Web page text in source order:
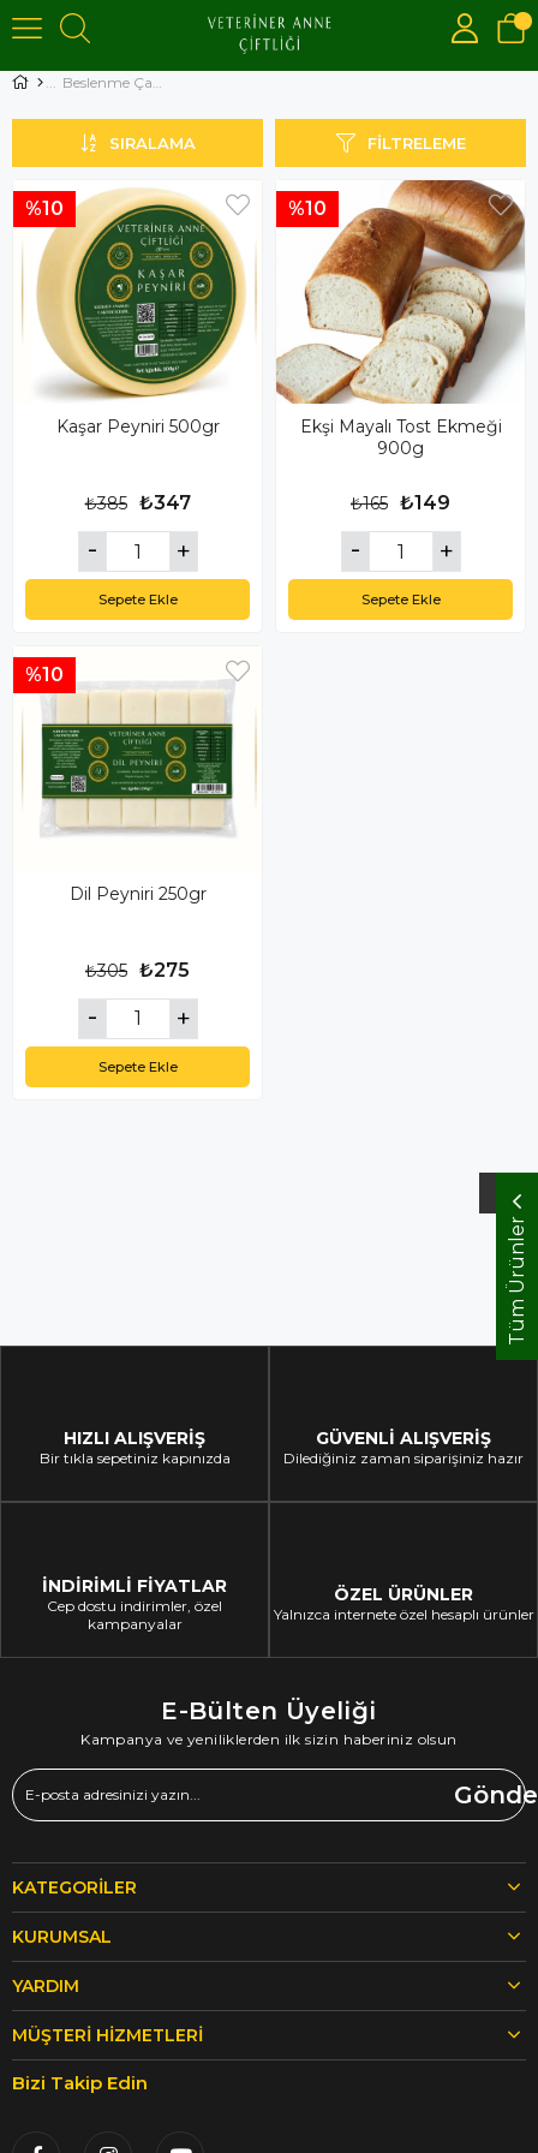
Tüm Ürünler
Beslenme Çantası
FILTRELEME
SIRALAMA
Kaşar Peyniri 500gr
₺347
₺385
Sepete Ekle
%10
Ekşi Mayalı Tost Ekmeği
900g
₺149
₺165
Sepete Ekle
%10
Dil Peyniri 250gr
₺275
₺305
Sepete Ekle
%10
HIZLI ALIŞVERİŞ
Bir tıkla sepetiniz kapınızda
GÜVENLİ ALIŞVERİŞ
Dilediğiniz zaman siparişiniz hazır
İNDİRİMLİ FİYATLAR
Cep dostu indirimler, özel
kampanyalar
ÖZEL ÜRÜNLER
Yalnızca internete özel hesaplı ürünler
E-Bülten Üyeliği
Kampanya ve yeniliklerden ilk sizin haberiniz olsun
KATEGORILER
KURUMSAL
YARDIM
MÜŞTERI HIZMETLERI
Bizi Takip Edin